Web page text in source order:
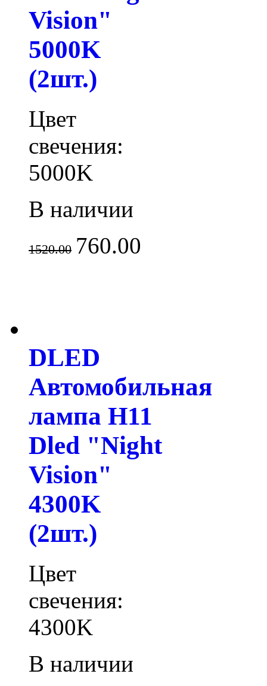
Vision"
5000K
(2шт.)
Цвет
свечения:
5000K
В наличии
1520.00 760.00
DLED
Автомобильная
лампа H11
Dled "Night
Vision"
4300K
(2шт.)
Цвет
свечения:
4300K
В наличии